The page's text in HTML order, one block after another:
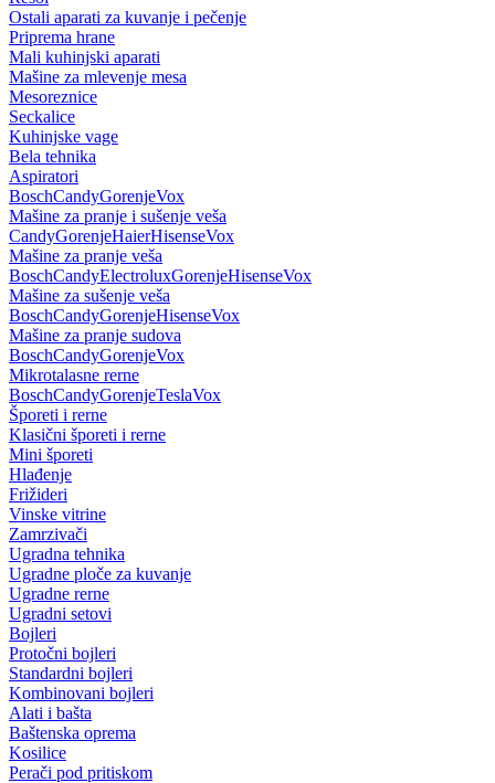
Ostali aparati za kuvanje i pečenje
Priprema hrane
Mali kuhinjski aparati
Mašine za mlevenje mesa
Mesoreznice
Seckalice
Kuhinjske vage
Bela tehnika
Aspiratori
BoschCandyGorenjeVox
Mašine za pranje i sušenje veša
CandyGorenjeHaierHisenseVox
Mašine za pranje veša
BoschCandyElectroluxGorenjeHisenseVox
Mašine za sušenje veša
BoschCandyGorenjeHisenseVox
Mašine za pranje sudova
BoschCandyGorenjeVox
Mikrotalasne rerne
BoschCandyGorenjeTeslaVox
Šporeti i rerne
Klasični šporeti i rerne
Mini šporeti
Hlađenje
Frižideri
Vinske vitrine
Zamrzivači
Ugradna tehnika
Ugradne ploče za kuvanje
Ugradne rerne
Ugradni setovi
Bojleri
Protočni bojleri
Standardni bojleri
Kombinovani bojleri
Alati i bašta
Baštenska oprema
Kosilice
Perači pod pritiskom